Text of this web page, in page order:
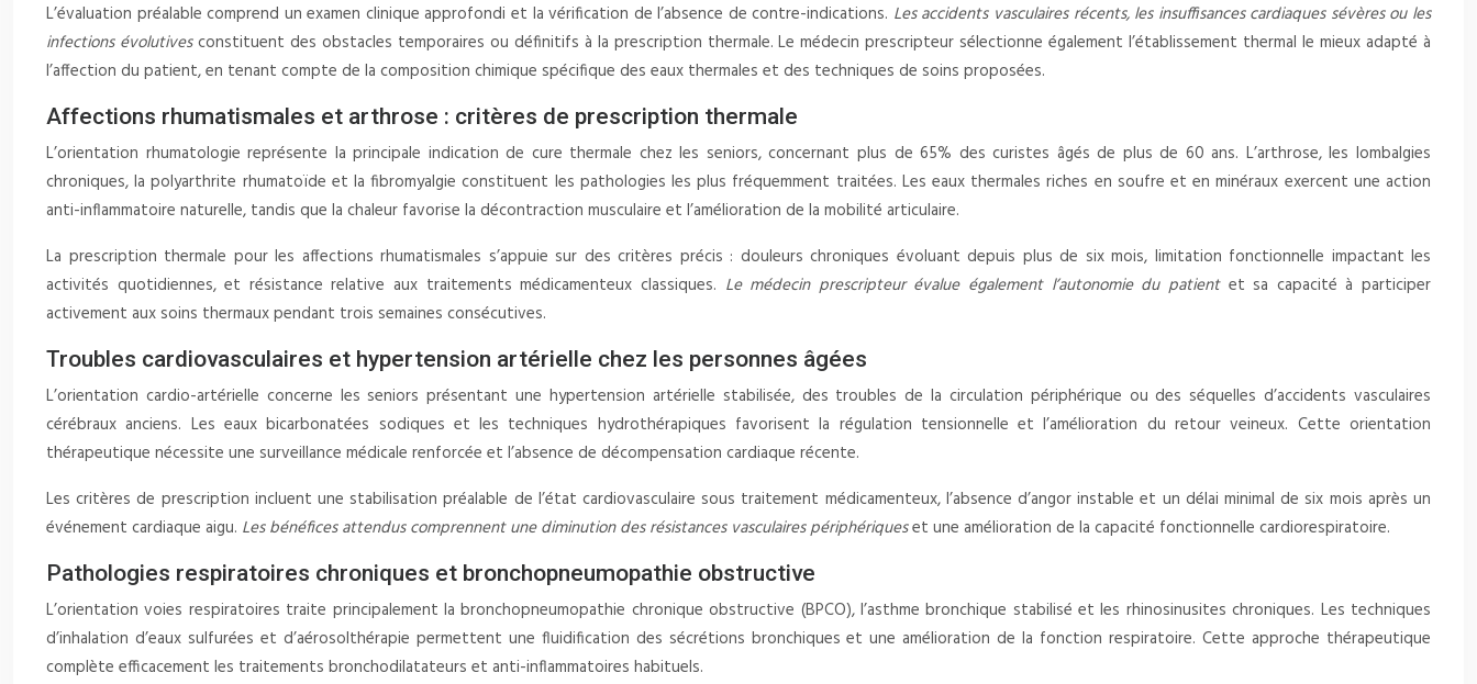
L’évaluation préalable comprend un examen clinique approfondi et la vérification de l’absence de contre-indications. Les accidents vasculaires récents, les insuffisances cardiaques sévères ou les
infections évolutivesconstituent des obstacles temporaires ou définitifs à la prescription thermale. Le médecin prescripteur sélectionne également l’établissement thermal le mieux adapté à
l’affection du patient, en tenant compte de la composition chimique spécifique des eaux thermales et des techniques de soins proposées.
Affections rhumatismales et arthrose : critères de prescription thermale
L’orientation rhumatologie représente la principale indication de cure thermale chez les seniors, concernant plus de 65% des curistes âgés de plus de 60 ans. L’arthrose, les lombalgies
chroniques, la polyarthrite rhumatoïde et la fibromyalgie constituent les pathologies les plus fréquemment traitées. Les eaux thermales riches en soufre et en minéraux exercent une action
anti-inflammatoire naturelle, tandis que la chaleur favorise la décontraction musculaire et l’amélioration de la mobilité articulaire.
La prescription thermale pour les affections rhumatismales s’appuie sur des critères précis : douleurs chroniques évoluant depuis plus de six mois, limitation fonctionnelle impactant les
activités quotidiennes, et résistance relative aux traitements médicamenteux classiques. Le médecin prescripteur évalue également l’autonomie du patient et sa capacité à participer
activement aux soins thermaux pendant trois semaines consécutives.
Troubles cardiovasculaires et hypertension artérielle chez les personnes âgées
L’orientation cardio-artérielle concerne les seniors présentant une hypertension artérielle stabilisée, des troubles de la circulation périphérique ou des séquelles d’accidents vasculaires
cérébraux anciens. Les eaux bicarbonatées sodiques et les techniques hydrothérapiques favorisent la régulation tensionnelle et l’amélioration du retour veineux. Cette orientation
thérapeutique nécessite une surveillance médicale renforcée et l’absence de décompensation cardiaque récente.
Les critères de prescription incluent une stabilisation préalable de l’état cardiovasculaire sous traitement médicamenteux, l’absence d’angor instable et un délai minimal de six mois après un
événement cardiaque aigu. Les bénéfices attendus comprennent une diminution des résistances vasculaires périphériqueset une amélioration de la capacité fonctionnelle cardiorespiratoire.
Pathologies respiratoires chroniques et bronchopneumopathie obstructive
L’orientation voies respiratoires traite principalement la bronchopneumopathie chronique obstructive (BPCO), l’asthme bronchique stabilisé et les rhinosinusites chroniques. Les techniques
d’inhalation d’eaux sulfurées et d’aérosolthérapie permettent une fluidification des sécrétions bronchiques et une amélioration de la fonction respiratoire. Cette approche thérapeutique
complète efficacement les traitements bronchodilatateurs et anti-inflammatoires habituels.